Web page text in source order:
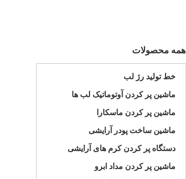
همه محصولات
خط تولید رژ لب
ماشین پر کردن آوتوماتیک لب ها
ماشین پر کردن ماسکارا
ماشین ساخت پودر آرایشی
دستگاه پر کردن کرم های آرایشی
ماشین پر کردن مداد ابرو